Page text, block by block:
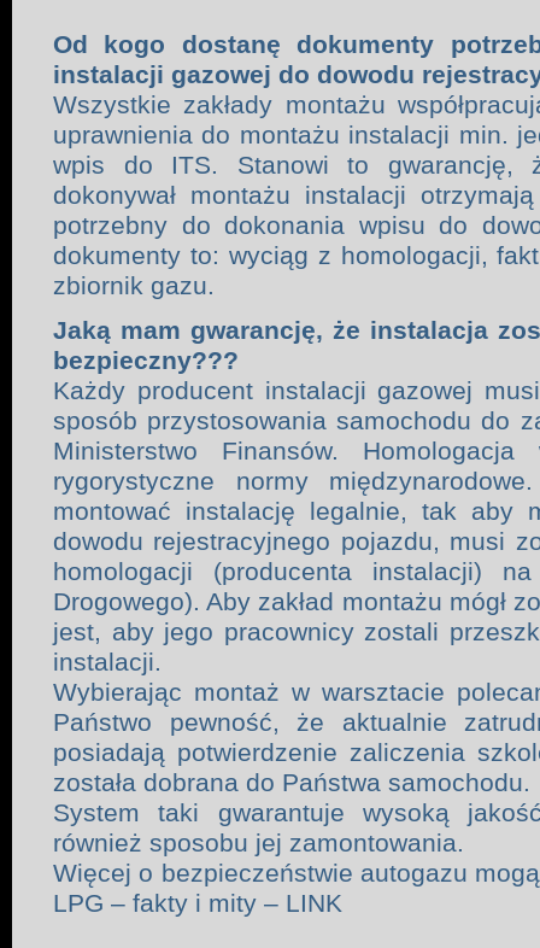
Od kogo dostanę dokumenty
instalacji gazowej do dowodu
Wszystkie zakłady montażu
uprawnienia do montażu instalacji min.
wpis do ITS. Stanowi to gwarancję,
dokonywał montażu instalacji
potrzebny do dokonania wpisu do
dokumenty to: wyciąg z homologacji,
zbiornik gazu.
Jaką mam gwarancję, że instalacja
bezpieczny???
Każdy producent instalacji gazowej
sposób przystosowania samochodu do
Ministerstwo Finansów.
rygorystyczne normy
montować instalację legalnie, tak aby
dowodu rejestracyjnego pojazdu, musi
homologacji (producenta instalacji)
Drogowego). Aby zakład montażu mógł
jest, aby jego pracownicy zostali
instalacji.
Wybierając montaż w warsztacie
Państwo pewność, że aktualnie
posiadają potwierdzenie zaliczenia
została dobrana do Państwa samochodu.
System taki gwarantuje wysoką
również sposobu jej zamontowania.
Więcej o bezpieczeństwie autogazu
LPG – fakty i mity – LINK